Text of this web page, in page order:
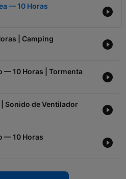
— 10 Horas
| Camping
— 10 Horas | Tormenta
Sonido de Ventilador
— 10 Horas